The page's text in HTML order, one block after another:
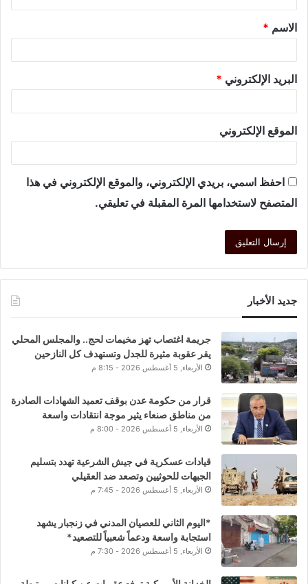
الاسم *
البريد الإلكتروني *
الموقع الإلكتروني
احفظ اسمي، بريدي الإلكتروني، والموقع الإلكتروني في هذا
المتصفح لاستخدامها المرة المقبلة في تعليقي.
جديد الأخبار
جريمة اغتصاب تهز مخيمات لحج.. والمجلس المحلي
يقر عقوبة مثيرة للجدل وتستهدف كل النازحين
الأربعاء, 5 أغسطس 2026 - 8:15 م
قرار من حكومة عدن بوقف تعميد الشهادات الصادرة
من مناطق صنعاء يثير موجة انتقادات واسعة
الأربعاء, 5 أغسطس 2026 - 8:00 م
قيادات عسكرية في جيش الشرعية تهدد بتسليم
الجبهات للحوثيين وتصعد ضد العقيلي
الأربعاء, 5 أغسطس 2026 - 7:45 م
*اليوم الثاني للعصيان المدني في زنجبار يشهد
استجابة واسعة ودعماً شعبياً للتصعيد*
الأربعاء, 5 أغسطس 2026 - 7:30 م